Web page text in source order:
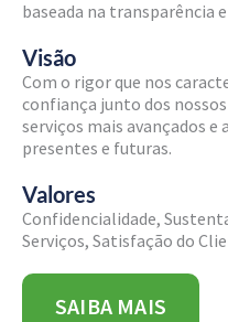
baseada na transparência
Visão
Com o rigor que nos
confiança junto dos
serviços mais avançados e
presentes e futuras.
Valores
Confidencialidade,
Serviços, Satisfação do
SAIBA MAIS